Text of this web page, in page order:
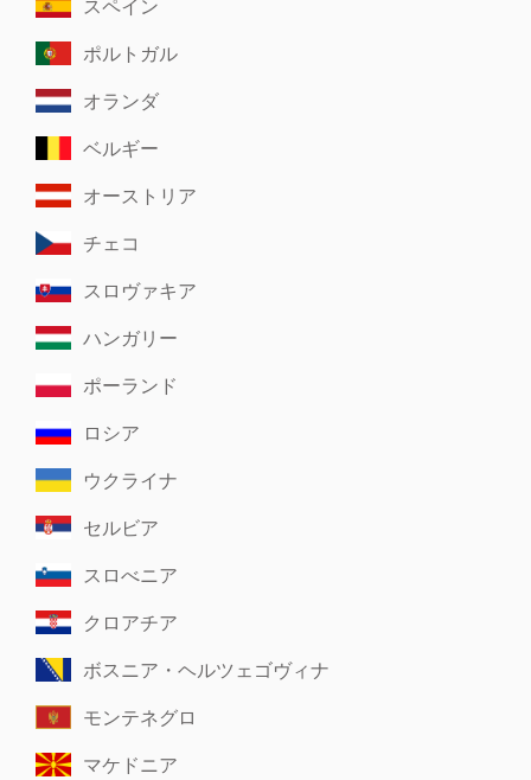
スペイン
ポルトガル
オランダ
ベルギー
オーストリア
チェコ
スロヴァキア
ハンガリー
ポーランド
ロシア
ウクライナ
セルビア
スロべニア
クロアチア
ボスニア・ヘルツェゴヴィナ
モンテネグロ
マケドニア